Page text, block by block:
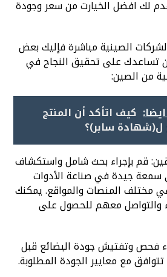
لك افضل الخيارت من سعر وجودة
الصينية مباشرة فإليك بعض
تساعدك على تحقيق النجاح في
من الصين:
كيف اتأكد أن المنتج
سابر)؟
قم بإجراء بحث شامل واستكشاف
سمعة جيدة في صناعة الأدوات
مختلف المنصات والمواقع. يمكنك
والتواصل معهم للحصول على
فحص وتفتيش جودة البضائع قبل
مع معايير الجودة المطلوبة.